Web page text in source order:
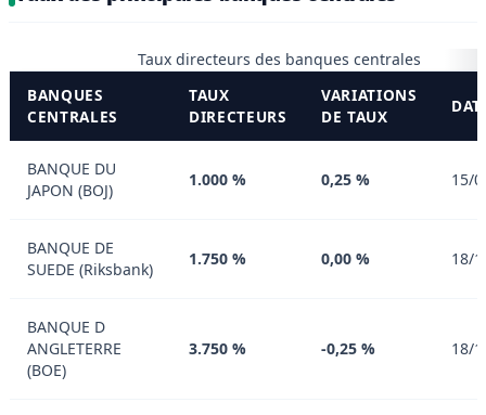
Taux directeurs des banques centrales
BANQUES
CENTRALES
TAUX
DIRECTEURS
VARIATIONS
DE TAUX
BANQUE DU
JAPON (BOJ)
1.000 % 0,25 % 15/
BANQUE DE
SUEDE (Riksbank)
1.750 % 0,00 % 18/
BANQUE D
ANGLETERRE
(BOE)
3.750 % -0,25 % 18/